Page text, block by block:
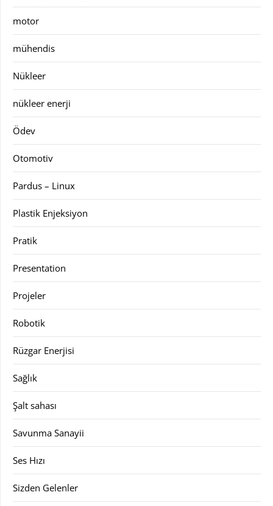
motor
mühendis
Nükleer
nükleer enerji
Ödev
Otomotiv
Pardus – Linux
Plastik Enjeksiyon
Pratik
Presentation
Projeler
Robotik
Rüzgar Enerjisi
Sağlık
Şalt sahası
Savunma Sanayii
Ses Hızı
Sizden Gelenler